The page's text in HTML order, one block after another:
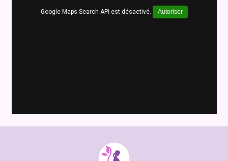
Google Maps Search API est désactivé. Autoriser